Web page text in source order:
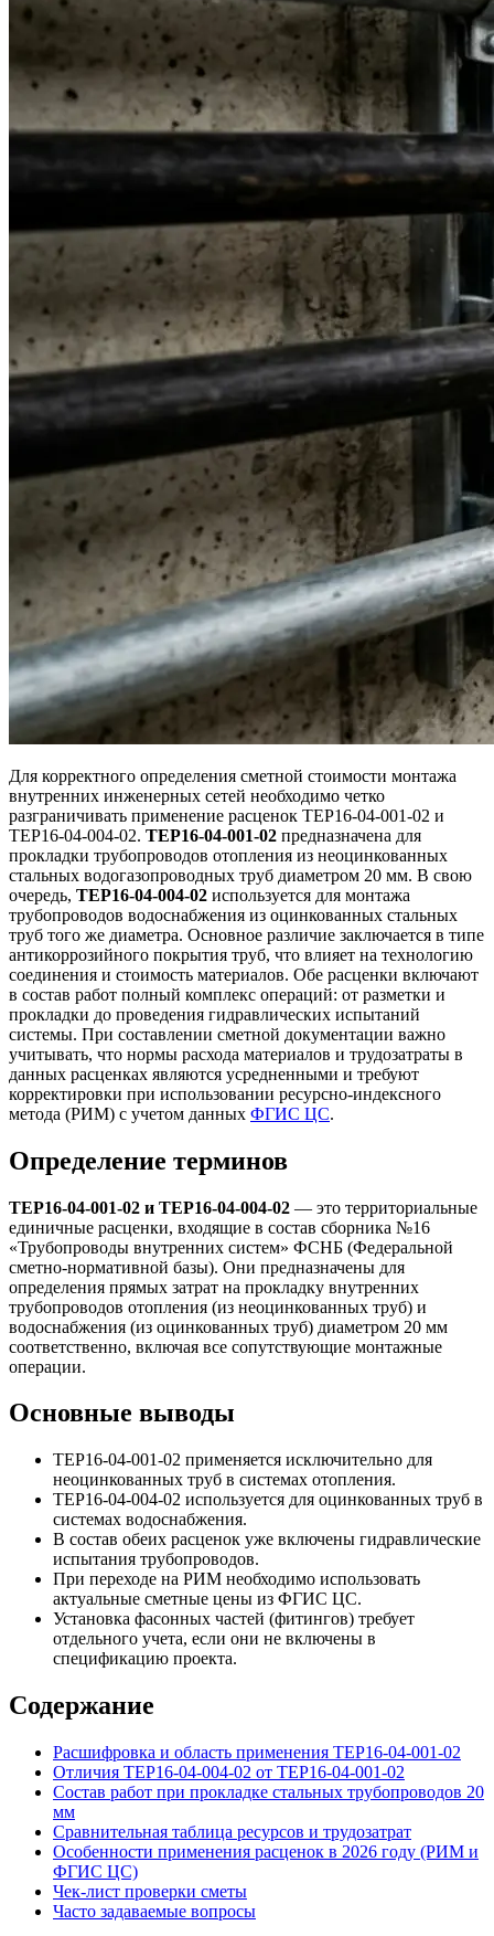
Для корректного определения сметной стоимости монтажа
внутренних инженерных сетей необходимо четко
разграничивать применение расценок ТЕР16-04-001-02 и
ТЕР16-04-004-02. ТЕР16-04-001-02 предназначена для
прокладки трубопроводов отопления из неоцинкованных
стальных водогазопроводных труб диаметром 20 мм. В свою
очередь, ТЕР16-04-004-02 используется для монтажа
трубопроводов водоснабжения из оцинкованных стальных
труб того же диаметра. Основное различие заключается в типе
антикоррозийного покрытия труб, что влияет на технологию
соединения и стоимость материалов. Обе расценки включают
в состав работ полный комплекс операций: от разметки и
прокладки до проведения гидравлических испытаний
системы. При составлении сметной документации важно
учитывать, что нормы расхода материалов и трудозатраты в
данных расценках являются усредненными и требуют
корректировки при использовании ресурсно-индексного
метода (РИМ) с учетом данных ФГИС ЦС.
Определение терминов
ТЕР16-04-001-02 и ТЕР16-04-004-02 — это территориальные
единичные расценки, входящие в состав сборника №16
«Трубопроводы внутренних систем» ФСНБ (Федеральной
сметно-нормативной базы). Они предназначены для
определения прямых затрат на прокладку внутренних
трубопроводов отопления (из неоцинкованных труб) и
водоснабжения (из оцинкованных труб) диаметром 20 мм
соответственно, включая все сопутствующие монтажные
операции.
Основные выводы
ТЕР16-04-001-02 применяется исключительно для
неоцинкованных труб в системах отопления.
ТЕР16-04-004-02 используется для оцинкованных труб в
системах водоснабжения.
В состав обеих расценок уже включены гидравлические
испытания трубопроводов.
При переходе на РИМ необходимо использовать
актуальные сметные цены из ФГИС ЦС.
Установка фасонных частей (фитингов) требует
отдельного учета, если они не включены в
спецификацию проекта.
Содержание
Расшифровка и область применения ТЕР16-04-001-02
Отличия ТЕР16-04-004-02 от ТЕР16-04-001-02
Состав работ при прокладке стальных трубопроводов 20
мм
Сравнительная таблица ресурсов и трудозатрат
Особенности применения расценок в 2026 году (РИМ и
ФГИС ЦС)
Чек-лист проверки сметы
Часто задаваемые вопросы